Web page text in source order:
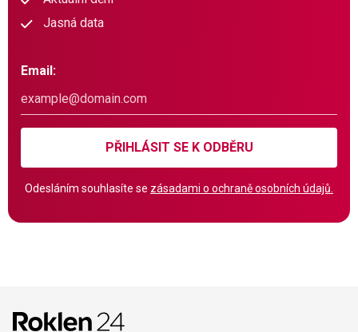
Jasná data
Email:
PŘIHLÁSIT SE K ODBĚRU
Odesláním souhlasíte se zásadami o ochraně osobních údajů.